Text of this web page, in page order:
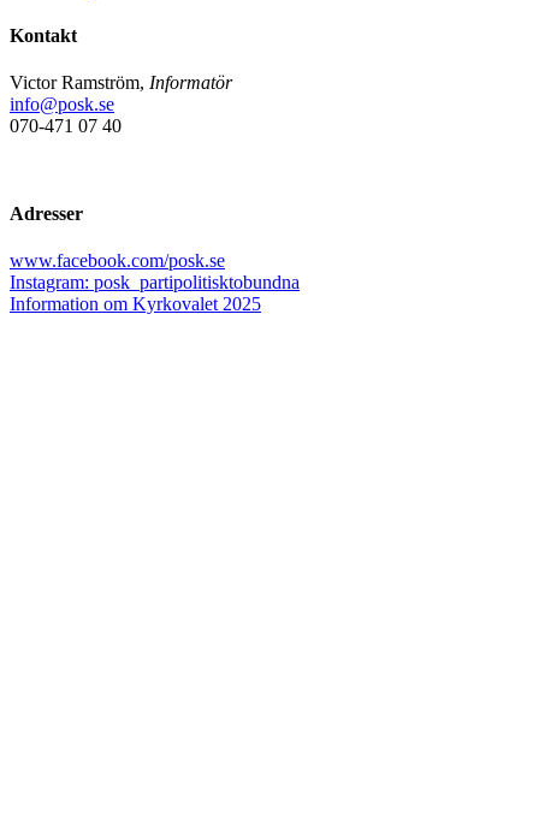
Kontakt
Victor Ramström, Informatör
info@posk.se
070-471 07 40
Adresser
www.facebook.com/posk.se
Instagram: posk_partipolitisktobundna
Information om Kyrkovalet 2025